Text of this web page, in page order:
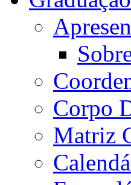
Corpo
Matriz